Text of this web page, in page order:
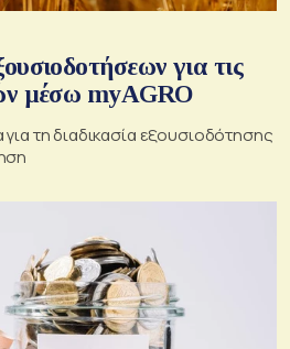
για τις
μέσω myAGRO
για τη διαδικασία εξουσιοδότησης